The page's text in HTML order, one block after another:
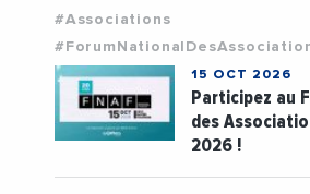
#Associations
15 OCT 2026
Participez au
des
2026 !